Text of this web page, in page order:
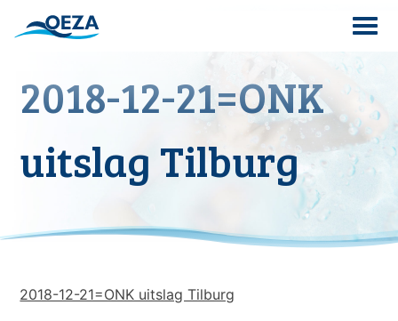
Search
for:
2018-12-21=ONK
uitslag Tilburg
2018-12-21=ONK uitslag Tilburg